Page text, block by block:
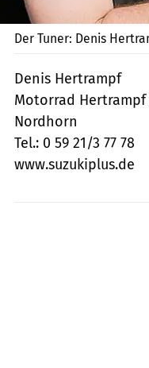
Der Tuner: Denis
Denis Hertrampf
Motorrad Hertrampf
Nordhorn
Tel.: 0 59 21/3 77 78
www.suzukiplus.de